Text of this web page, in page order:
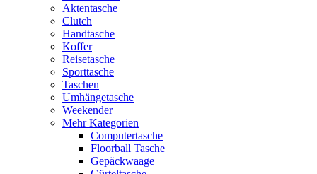
Aktentasche
Clutch
Handtasche
Koffer
Reisetasche
Sporttasche
Taschen
Umhängetasche
Weekender
Mehr Kategorien
Computertasche
Floorball Tasche
Gepäckwaage